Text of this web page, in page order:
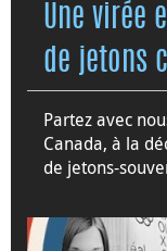
Une virée
de jetons
Partez avec
Canada, à la
de jetons-